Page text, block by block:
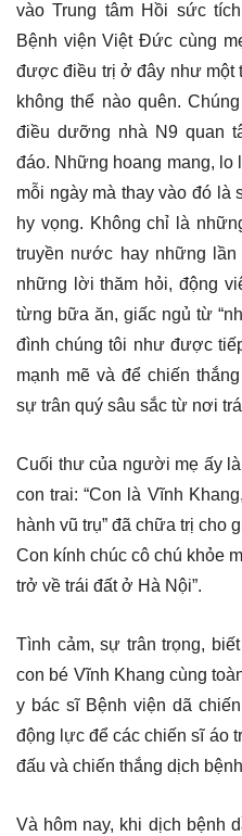
vào Trung tâm Hồi sức
Bệnh viện Việt Đức cùng
được điều trị ở đây như một
không thể nào quên.
điều dưỡng nhà N9 quan
đáo. Những hoang mang,
mỗi ngày mà thay vào đó là
hy vọng. Không chỉ là
truyền nước hay những
những lời thăm hỏi, động
từng bữa ăn, giấc ngủ từ
đình chúng tôi như được
mạnh mẽ và để chiến
sự trân quý sâu sắc từ nơi
Cuối thư của người mẹ ấy
con trai: “Con là Vĩnh
hành vũ trụ” đã chữa trị cho
Con kính chúc cô chú khỏe
trở về trái đất ở Hà Nội”.
Tình cảm, sự trân trọng,
con bé Vĩnh Khang cùng
y bác sĩ Bệnh viện dã
động lực để các chiến sĩ áo
đấu và chiến thắng dịch
Và hôm nay, khi dịch bệnh